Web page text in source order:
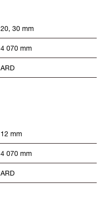
20, 30 mm
4 070 mm
ARD
12 mm
4 070 mm
ARD